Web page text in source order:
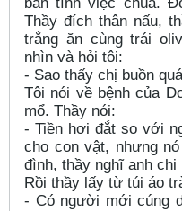
bàn tính việc chùa.
Thầy đích thân nấu,
trắng ăn cùng trái
nhìn và hỏi tôi:
- Sao thấy chị buồn
Tôi nói về bệnh của
mổ. Thầy nói:
- Tiền hơi đắt so với
cho con vật, nhưng
đình, thầy nghĩ anh chị
Rồi thầy lấy từ túi áo
- Có người mới cúng